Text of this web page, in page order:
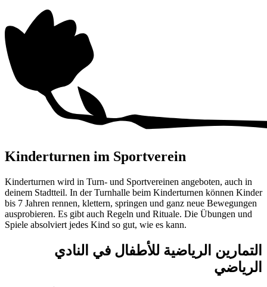
Kinderturnen im Sportverein
Kinderturnen wird in Turn- und Sportvereinen angeboten, auch in
deinem Stadtteil. In der Turnhalle beim Kinderturnen können Kinder
bis 7 Jahren rennen, klettern, springen und ganz neue Bewegungen
ausprobieren. Es gibt auch Regeln und Rituale. Die Übungen und
Spiele absolviert jedes Kind so gut, wie es kann.
التمارين الرياضية للأطفال في النادي
الرياضي